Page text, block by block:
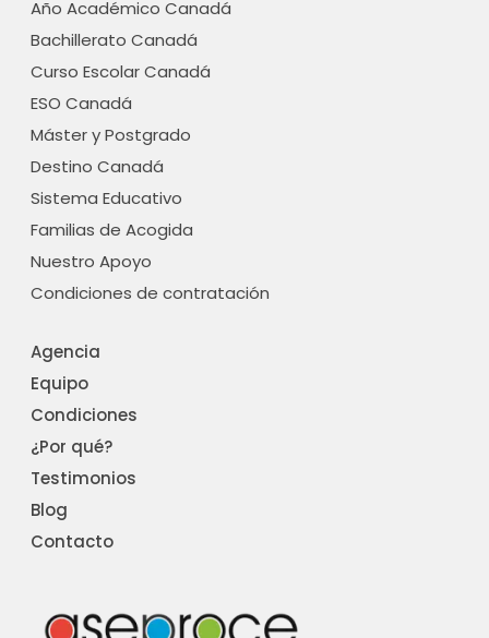
Año Académico Canadá
Bachillerato Canadá
Curso Escolar Canadá
ESO Canadá
Máster y Postgrado
Destino Canadá
Sistema Educativo
Familias de Acogida
Nuestro Apoyo
Condiciones de contratación
Agencia
Equipo
Condiciones
¿Por qué?
Testimonios
Blog
Contacto
o
k
-
f
r
a
m